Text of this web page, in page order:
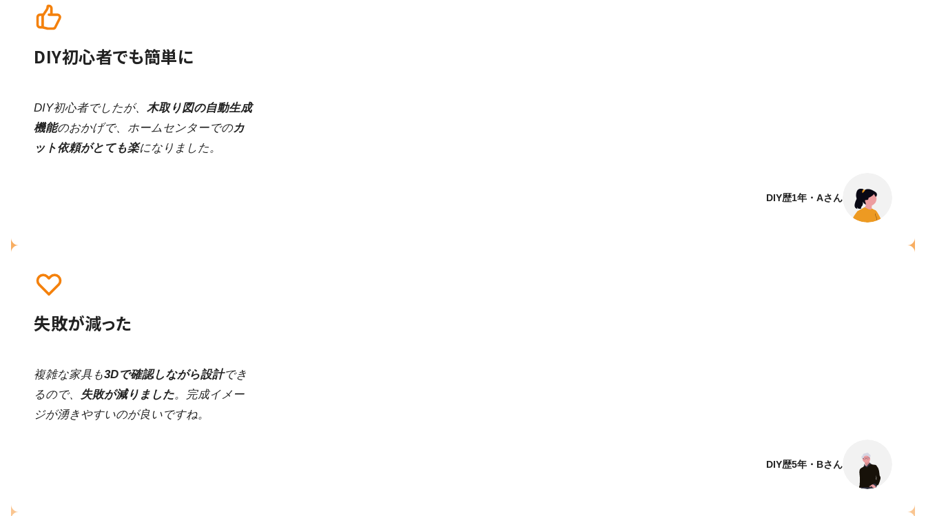
DIY初心者でも簡単に
DIY初心者でしたが、木取り図の自動生成
機能のおかげで、ホームセンターでのカ
ット依頼がとても楽になりました。
DIY歴1年・Aさん
失敗が減った
複雑な家具も3Dで確認しながら設計でき
るので、
失敗が減りました。完成イメー
ジが湧きやすいのが良いですね。
DIY歴5年・Bさん